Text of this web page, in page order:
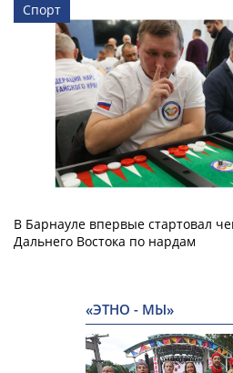
Спорт
В Барнауле впервые стартовал
Дальнего Востока по нардам
«ЭТНО - МЫ»